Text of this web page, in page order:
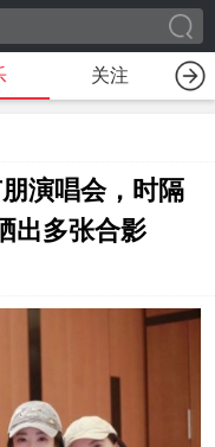
关注
演唱会，时隔
出多张合影